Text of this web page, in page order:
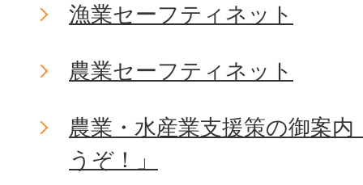
漁業セーフティネット
農業セーフティネット
農業・水産業支援策の御案
うぞ！」